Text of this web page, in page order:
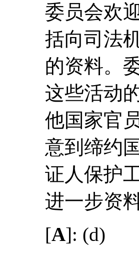
委员会欢
括向司法
的资料。
这些活动
他国家官
意到缔约
证人保护
进一步资
[A]: (d)